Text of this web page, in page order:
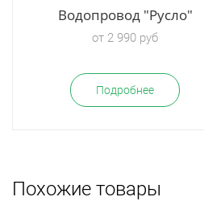
Водопровод "Русло"
от 2 990 руб
Подробнее
Похожие товары